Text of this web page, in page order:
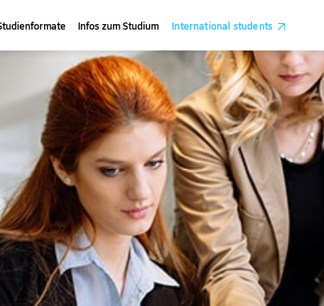
Infos zum Studium International students